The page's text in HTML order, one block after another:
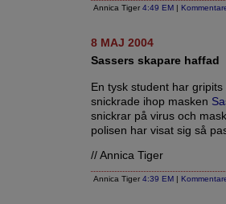
Annica Tiger 4:49 EM |
8 MAJ 2004
Sassers skapare haffad
En tysk student har
snickrade ihop masken
snickrar på virus och
polisen har visat sig så
// Annica Tiger
Annica Tiger 4:39 EM |